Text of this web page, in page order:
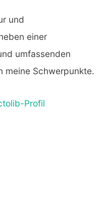
und
einer
umfassenden
meine Schwerpunkte.
Profil